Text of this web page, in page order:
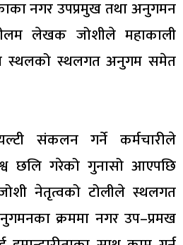
नगर उपप्रमुख तथा अनुगमन
लेखक जोशीले महाकाली
स्थलको स्थलगत अनुगम समेत
संकलन गर्ने कर्मचारीले
छलि गरेको गुनासो आएपछि
नेतृत्वको टोलीले स्थलगत
क्रममा नगर उप–प्रमख